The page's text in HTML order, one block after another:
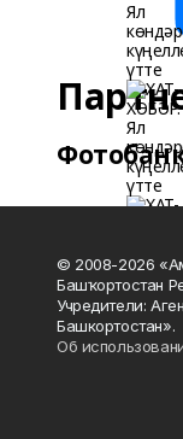
© 2008-2026
Башҡортостан
Учредители:
Башкортостан».
Об